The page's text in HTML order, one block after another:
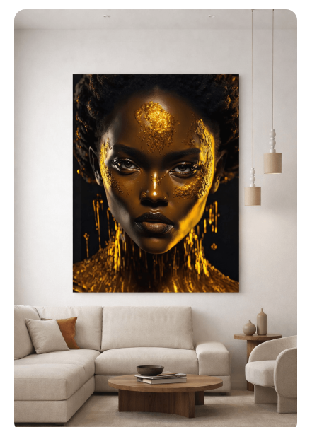
doskonały wybór dla osób
elementy wystroju wnętrz.
Gdzie najlepiej
umieścić szklaną
obraz?
Szklane obrazy najlepiej
umieścić w centralnym
punkcie pomieszczenia,
takim jak salon, jadalnia lub
biuro, aby pełniły rolę nie
tylko dekoracyjną, ale także
artystyczną. Nowoczesne
obrazy na szkle do salonu
akcentem na jednej ze
ścian, a obrazy szklane do
kuchni doskonale
komponują się nad blatem
lub w pobliżu stołu,
wprowadzając do wnętrza
elegancję i styl.